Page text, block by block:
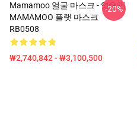
Mamamoo 얼굴 마스크 - 영원히
MAMAMOO 플랫 마스크
RB0508
₩2,740,842 - ₩3,100,500
-20%